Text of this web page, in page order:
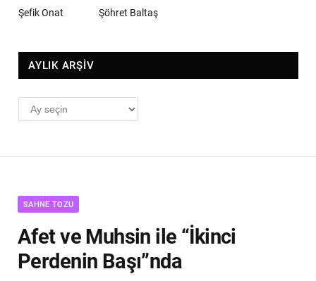
Şefik Onat Şöhret Baltaş
AYLIK ARŞİV
AYLIK
ARŞİV
SAHNE TOZU
Afet ve Muhsin ile “İkinci
Perdenin Başı”nda